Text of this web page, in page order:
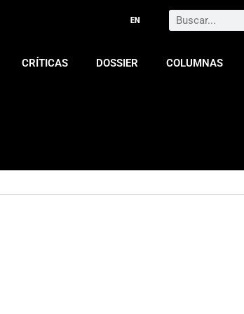
Search
CRÍTICAS DOSSIER COLUMNAS